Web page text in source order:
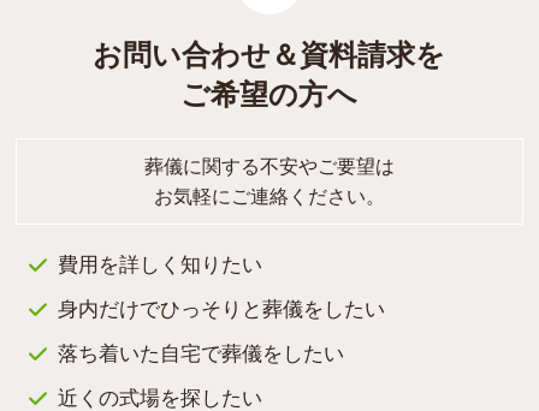
お問い合わせ＆資料請求を
ご希望の方へ
葬儀に関する不安やご要望は
お気軽にご連絡ください。
費用を詳しく知りたい
身内だけでひっそりと葬儀をしたい
落ち着いた自宅で葬儀をしたい
近くの式場を探したい